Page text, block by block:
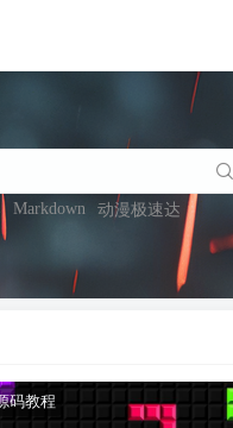
Markdown 动漫极速达
码教程